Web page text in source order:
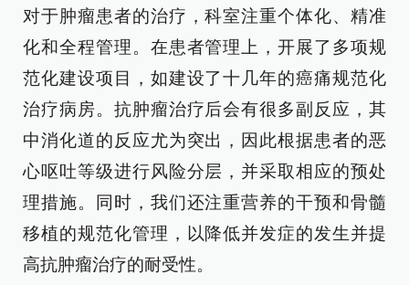
对于肿瘤患者的治疗，科室注重个体化、精准
化和全程管理。在患者管理上，开展了多项规
范化建设项目，如建设了十几年的癌痛规范化
治疗病房。抗肿瘤治疗后会有很多副反应，其
中消化道的反应尤为突出，因此根据患者的恶
心呕吐等级进行风险分层，并采取相应的预处
理措施。同时，我们还注重营养的干预和骨髓
移植的规范化管理，以降低并发症的发生并提
高抗肿瘤治疗的耐受性。